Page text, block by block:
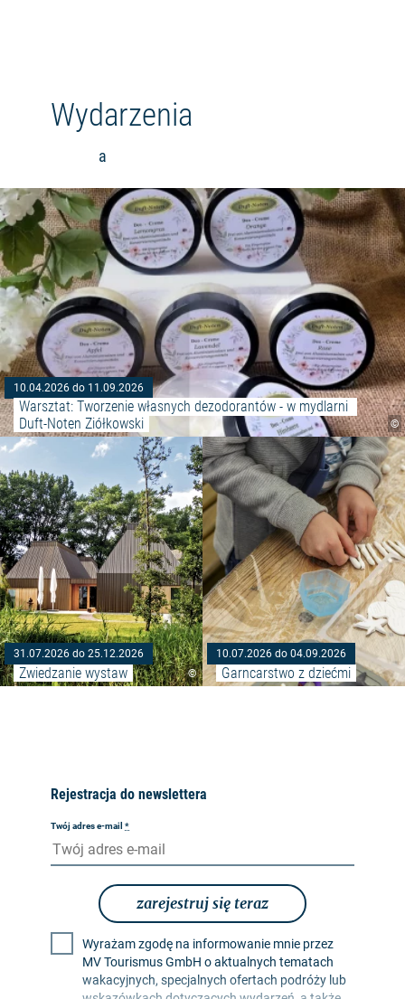
Wydarzenia
a
©
10.04.2026 do 11.09.2026
Warsztat: Tworzenie własnych dezodorantów - w mydlarni
Duft-Noten Ziółkowski
©
31.07.2026 do 25.12.2026
Zwiedzanie wystaw
Czytaj więcej: "Zwiedzanie
10.07.2026 do 04.09.2026
Garncarstwo z dziećmi
Rejestracja do newslettera
Twój adres e-mail *
zarejestruj się teraz
Wyrażam zgodę na informowanie mnie przez
MV Tourismus GmbH o aktualnych tematach
wakacyjnych, specjalnych ofertach podróży lub